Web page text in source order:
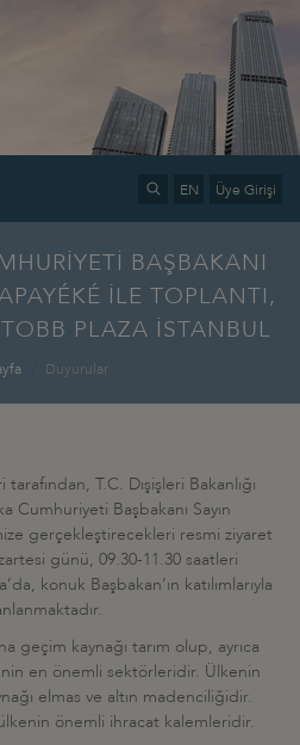
EN Üye Girişi
BAŞBAKANI
İLE TOPLANTI,
PLAZA İSTANBUL
Duyurular
T.C. Dışişleri Bakanlığı
Başbakanı Sayın
gerçekleştirecekleri resmi ziyaret
günü, 09.30-11.30 saatleri
konuk Başbakan’ın katılımlarıyla
geçim kaynağı tarım olup, ayrıca
en önemli sektörleridir. Ülkenin
elmas ve altın madenciliğidir.
önemli ihracat kalemleridir.